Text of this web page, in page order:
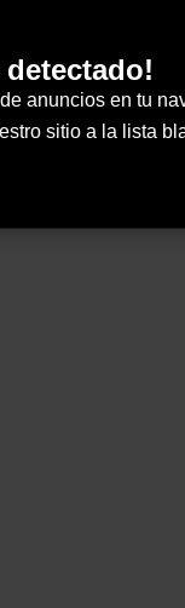
anuncios en tu
sitio a la lista